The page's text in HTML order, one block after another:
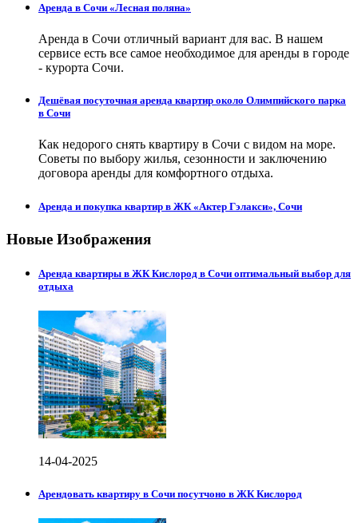
Аренда в Сочи «Лесная поляна»
Аренда в Сочи отличный вариант для вас. В нашем
сервисе есть все самое необходимое для аренды в городе
- курорта Сочи.
Дешёвая посуточная аренда квартир около Олимпийского парка
в Сочи
Как недорого снять квартиру в Сочи с видом на море.
Советы по выбору жилья, сезонности и заключению
договора аренды для комфортного отдыха.
Аренда и покупка квартир в ЖК «Актер Гэлакси», Сочи
Новые Изображения
Аренда квартиры в ЖК Кислород в Сочи оптимальный выбор для
отдыха
14-04-2025
Арендовать квартиру в Сочи посутчоно в ЖК Кислород